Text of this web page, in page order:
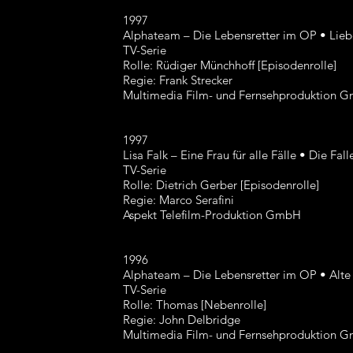
1997
Alphateam – Die Lebensretter im OP •
TV-Serie
Rolle: Rüdiger Münchhoff [Episodenrolle]
Regie: Frank Strecker
Multimedia Film- und Fernsehproduktion
1997
Lisa Falk – Eine Frau für alle Fälle • Die
TV-Serie
Rolle: Dietrich Gerber [Episodenrolle]
Regie: Marco Serafini
Aspekt Telefilm-Produktion GmbH
1996
Alphateam – Die Lebensretter im OP • Alte
TV-Serie
Rolle: Thomas [Nebenrolle]
Regie: John Delbridge
Multimedia Film- und Fernsehproduktion